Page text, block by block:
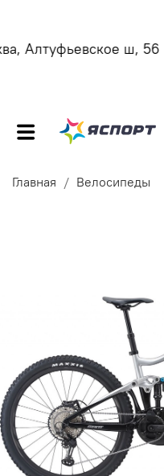
Алтуфьевское ш, 56
Главная Велосипеды